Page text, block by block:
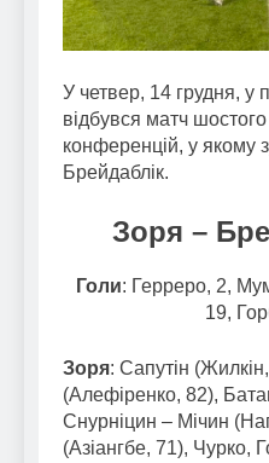
У четвер, 14 грудня, у
відбувся матч
конференцій, у якому
Брейдаблік.
Зоря –
Голи: Герреро, 2,
19,
Зоря: Сапутін
(Алефіренко, 82),
Снурніцин – Мічин
(Азіангбе, 71), Чурко,